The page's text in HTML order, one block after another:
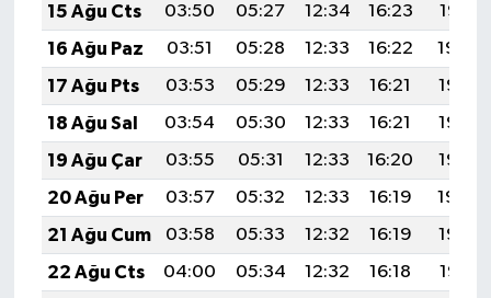
15 Ağu Cts
03:50 05:27 12:34 16:23
19:31
16 Ağu Paz
03:51 05:28 12:33 16:22
19:29
17 Ağu Pts
03:53 05:29 12:33 16:21
19:28
18 Ağu Sal
03:54 05:30 12:33 16:21
19:26
19 Ağu Çar
03:55 05:31 12:33 16:20
19:25
20 Ağu Per
03:57 05:32 12:33 16:19
19:24
21 Ağu Cum
03:58 05:33 12:32 16:19
19:22
22 Ağu Cts
04:00 05:34 12:32 16:18
19:21